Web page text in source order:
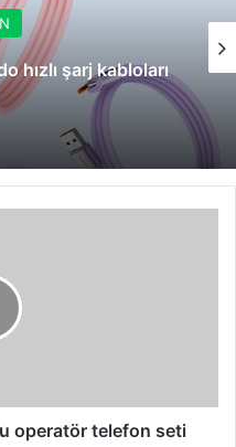
hızlı şarj kabloları
operatör telefon seti